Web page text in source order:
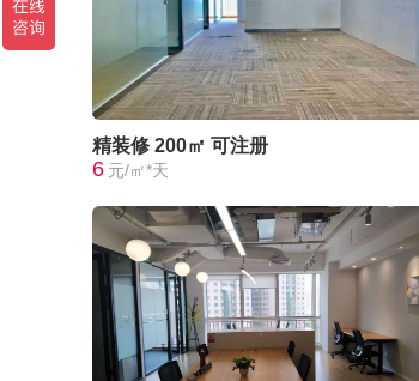
精装修 200㎡ 可注册
6 元/㎡*天